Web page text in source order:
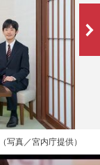
写真／宮内庁提供）